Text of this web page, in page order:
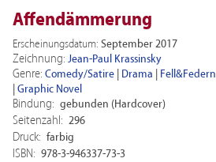
Affendämmerung
Erscheinungsdatum: September 2017
Zeichnung: Jean-Paul Krassinsky
Genre: Comedy/Satire Drama
Fell&Federn
Graphic Novel
Bindung: gebunden (Hardcover)
Seitenzahl: 296
Druck: farbig
ISBN: 978-3-946337-73-3